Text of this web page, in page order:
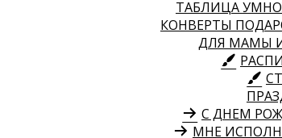
ТАБЛИЦА
КОНВЕРТЫ
ДЛЯ МАМЫ
С ДНЕМ
МНЕ